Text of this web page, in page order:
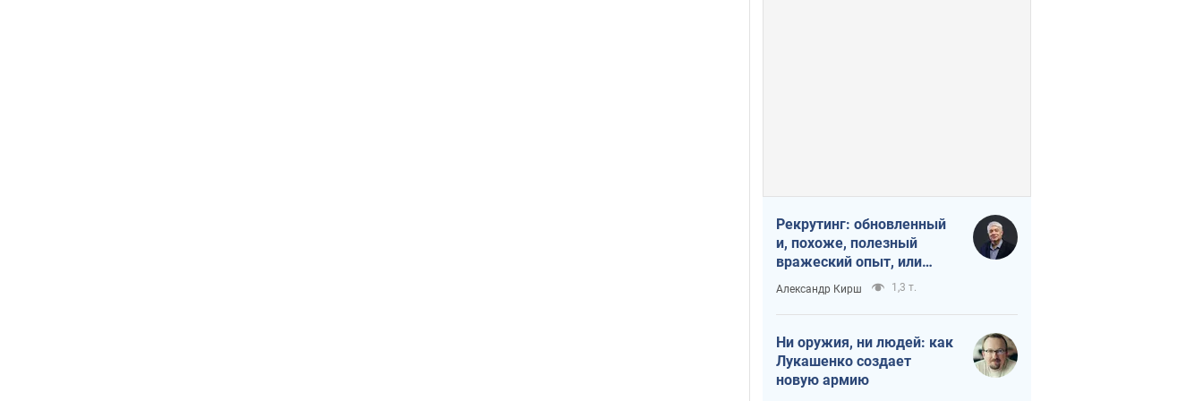
Рекрутинг: обновленный
и, похоже, полезный
вражеский опыт, или
Диалектика
требовательной трусости
Александр Кирш 1,3 т.
Ни оружия, ни людей: как
Лукашенко создает
новую армию